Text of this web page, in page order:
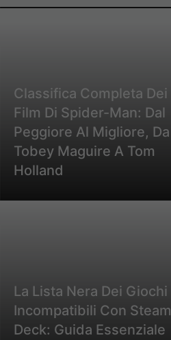
Classifica Completa Dei
Film Di Spider-Man: Dal
Peggiore Al Migliore, Da
Tobey Maguire A Tom
Holland
La Lista Nera Dei Giochi
Incompatibili Con Steam
Deck: Guida Essenziale